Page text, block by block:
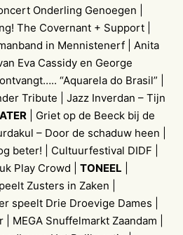
Onderling Genoegen |
The Covernant + Support |
in Mennistenerf | Anita
Eva Cassidy en George
“Aquarela do Brasil” |
Tribute | Jazz Inverdan – Tijn
| Griet op de Beeck bij de
– Door de schaduw heen |
beter! | Cultuurfestival DIDF |
Play Crowd | TONEEL
Zusters in Zaken |
speelt Drie Droevige Dames |
| MEGA Snuffelmarkt Zaandam |